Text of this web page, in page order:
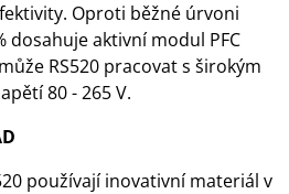
Oproti běžné úrvoni
dosahuje aktivní modul PFC
RS520 pracovat s širokým
80 - 265 V.
používají inovativní materiál v